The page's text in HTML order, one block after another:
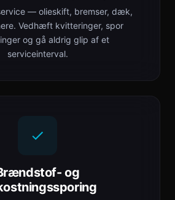
— olieskift, bremser, dæk,
Vedhæft kvitteringer, spor
og gå aldrig glip af et
serviceinterval.
og